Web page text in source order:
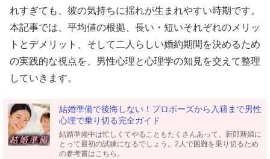
れすぎても、彼の気持ちに揺れが生まれやすい時期です。
本記事では、平均値の根拠、長い・短いそれぞれのメリッ
トとデメリット、そして二人らしい婚約期間を決めるため
の実践的な視点を、男性心理と心理学の知見を交えて整理
していきます。
結婚準備で後悔しない！プロポーズから入籍まで男性
心理で乗り切る完全ガイド
結婚準備中は忙しくてやることもたくさんあって、新郎新婦に
とって最初の試練になるでしょう。2人で困難を乗り切るため
の参考書はこちら。